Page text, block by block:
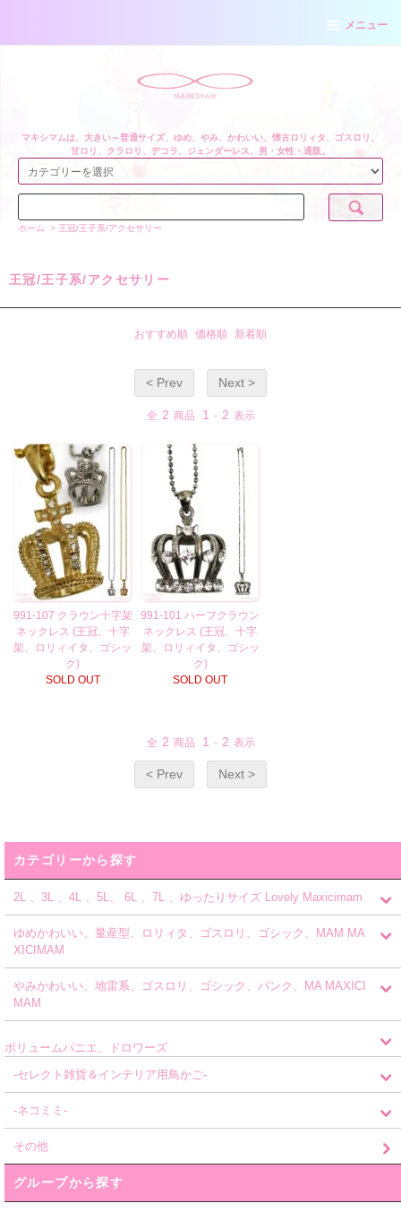
メニュー
マキシマムは、大きい～普通サイズ、ゆめ、やみ、かわいい、懐古ロリィタ、ゴスロリ、
甘ロリ、クラロリ、デコラ、ジェンダーレス、男・女性・通販。
ホーム > 王冠/王子系/アクセサリー
王冠/王子系/アクセサリー
おすすめ順 価格順 新着順
< Prev Next >
全 2 商品 1 - 2 表示
991-107 クラウン十字架
ネックレス (王冠、十字
架、ロリィイタ、ゴシッ
ク)
SOLD OUT
991-101 ハーフクラウン
ネックレス (王冠、十字
架、ロリィイタ、ゴシッ
ク)
SOLD OUT
全 2 商品 1 - 2 表示
< Prev Next >
カテゴリーから探す
2L 、3L 、4L 、5L、 6L 、7L 、ゆったりサイズ Lovely Maxicimam
ゆめかわいい、量産型、ロリィタ、ゴスロリ、ゴシック、MAM MA
XICIMAM
やみかわいい、地雷系、ゴスロリ、ゴシック、パンク、MA MAXICI
MAM
ボリュームパニエ、ドロワーズ
-セレクト雑貨＆インテリア用鳥かご-
-ネコミミ-
その他
グループから探す